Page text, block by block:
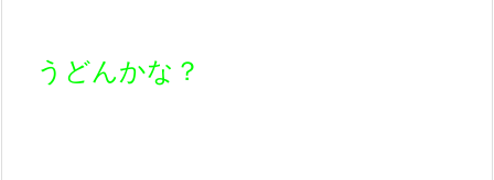
うどんかな？